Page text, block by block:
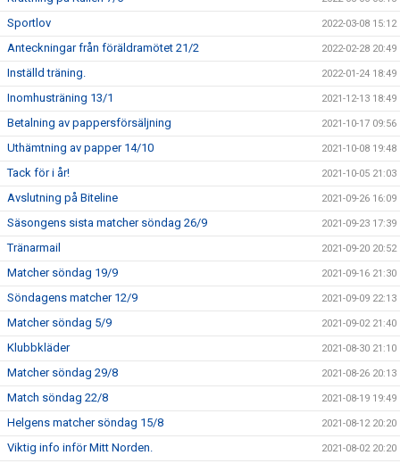
Sportlov 2022-03-08 15:12
Anteckningar från föräldramötet 21/2 2022-02-28 20:49
Inställd träning. 2022-01-24 18:49
Inomhusträning 13/1 2021-12-13 18:49
Betalning av pappersförsäljning 2021-10-17 09:56
Uthämtning av papper 14/10 2021-10-08 19:48
Tack för i år! 2021-10-05 21:03
Avslutning på Biteline 2021-09-26 16:09
Säsongens sista matcher söndag 26/9 2021-09-23 17:39
Tränarmail 2021-09-20 20:52
Matcher söndag 19/9 2021-09-16 21:30
Söndagens matcher 12/9 2021-09-09 22:13
Matcher söndag 5/9 2021-09-02 21:40
Klubbkläder 2021-08-30 21:10
Matcher söndag 29/8 2021-08-26 20:13
Match söndag 22/8 2021-08-19 19:49
Helgens matcher söndag 15/8 2021-08-12 20:20
Viktig info inför Mitt Norden. 2021-08-02 20:20